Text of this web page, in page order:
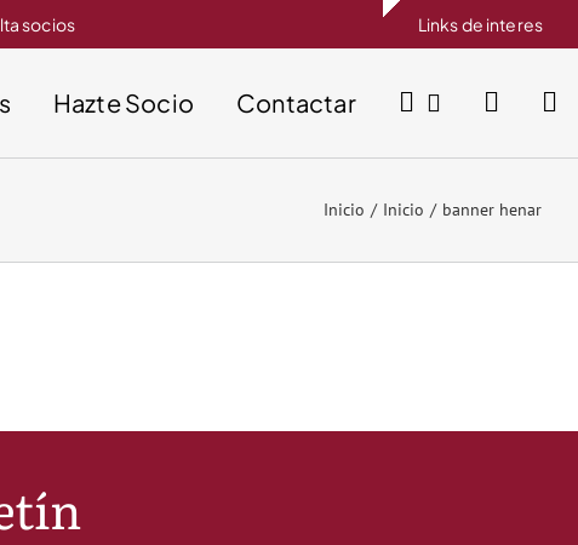
socios Links de interes
Hazte Socio Contactar
Inicio Inicio banner henar